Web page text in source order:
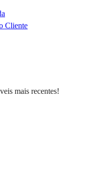
Cliente
mais recentes!